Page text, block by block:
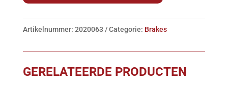
Brake
Left
Rear
aantal
Artikelnummer: 2020063 Categorie: Brakes
GERELATEERDE PRODUCTEN